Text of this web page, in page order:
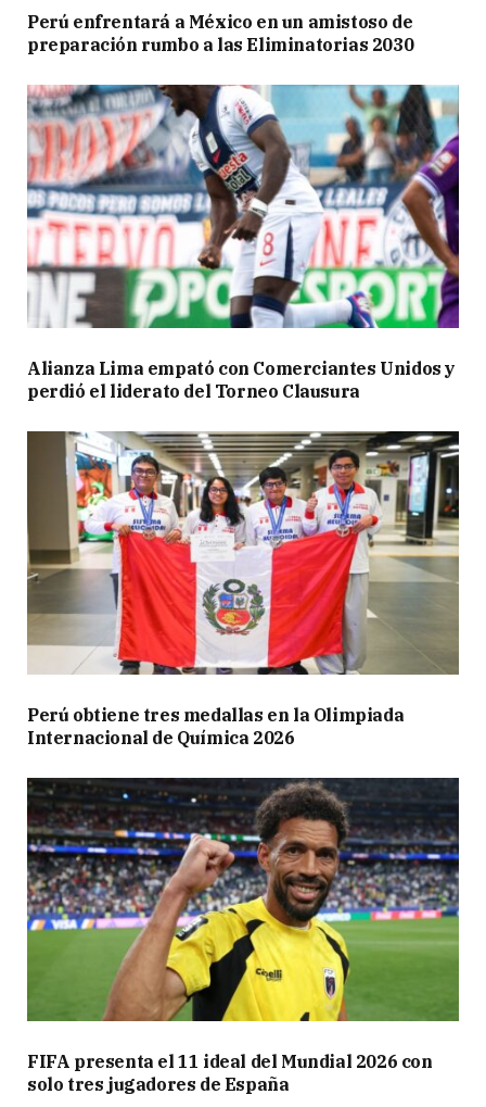
Perú enfrentará a México en un amistoso de
preparación rumbo a las Eliminatorias 2030
Alianza Lima empató con Comerciantes Unidos y
perdió el liderato del Torneo Clausura
Perú obtiene tres medallas en la Olimpiada
Internacional de Química 2026
FIFA presenta el 11 ideal del Mundial 2026 con
solo tres jugadores de España